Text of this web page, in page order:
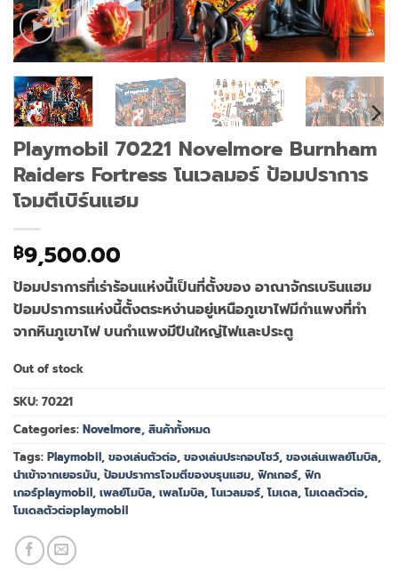
Playmobil 70221 Novelmore Burnham
Raiders Fortress โนเวลมอร์ ป้อมปราการ
โจมตีเบิร์นแฮม
฿9,500.00
ป้อมปราการที่เร่าร้อนแห่งนี้เป็นที่ตั้งของ อาณาจักรเบรินแฮม
ป้อมปราการแห่งนี้ตั้งตระหง่านอยู่เหนือภูเขาไฟมีกำแพงที่ทำ
จากหินภูเขาไฟ บนกำแพงมีปืนใหญ่ไฟและประตู
Out of stock
SKU: 70221
Categories: Novelmore, สินค้าทั้งหมด
Tags: Playmobil, ของเล่นตัวต่อ, ของเล่นประกอบโชว์, ของเล่นเพลย์โมบิล,
นำเข้าจากเยอรมัน, ป้อมปราการโจมตีของบรุนแฮม, ฟิกเกอร์, ฟิก
เกอร์playmobil, เพลย์โมบิล, เพลโมบิล,โนเวลมอร์,โมเดล,โมเดลตัวต่อ,
โมเดลตัวต่อplaymobil